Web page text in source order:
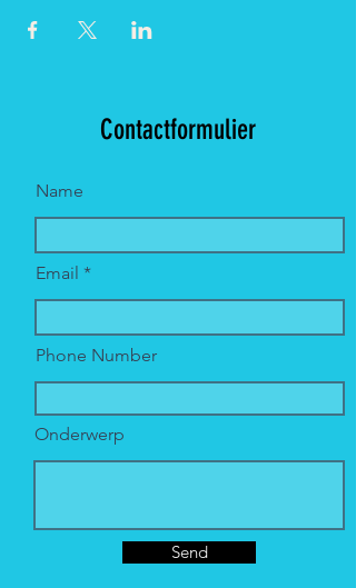
Contactformulier
Name
Email
Phone Number
Onderwerp
Send